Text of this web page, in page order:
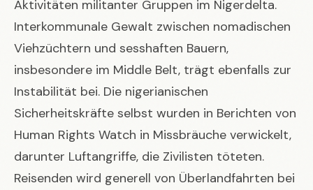
Aktivitäten militanter Gruppen im Nigerdelta.
Interkommunale Gewalt zwischen nomadischen
Viehzüchtern und sesshaften Bauern,
insbesondere im Middle Belt, trägt ebenfalls zur
Instabilität bei. Die nigerianischen
Sicherheitskräfte selbst wurden in Berichten von
Human Rights Watch in Missbräuche verwickelt,
darunter Luftangriffe, die Zivilisten töteten.
Reisenden wird generell von Überlandfahrten bei